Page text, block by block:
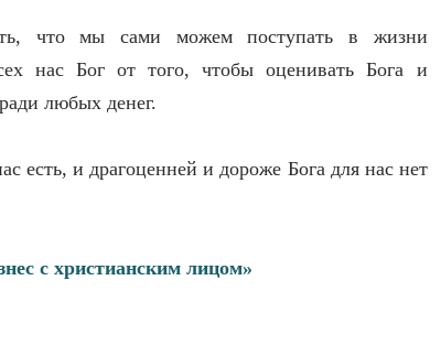
что мы сами можем поступать в жизни
нас Бог от того, чтобы оценивать Бога и
любых денег.
есть, и драгоценней и дороже Бога для нас нет
с христианским лицом»